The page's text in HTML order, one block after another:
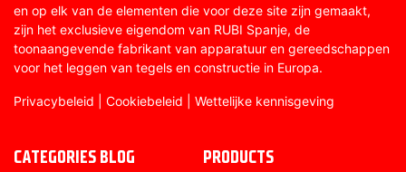
en op elk van de elementen die voor deze site zijn gemaakt,
zijn het exclusieve eigendom van RUBI Spanje, de
toonaangevende fabrikant van apparatuur en gereedschappen
voor het leggen van tegels en constructie in Europa.
Privacybeleid Cookiebeleid Wettelijke kennisgeving
CATEGORIES BLOG PRODUCTS